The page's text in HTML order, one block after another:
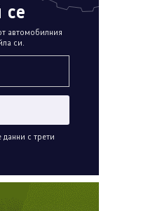
се
автомобилния
си.
с трети